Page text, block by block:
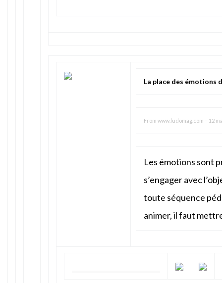
La place des émotions
From www.ludomag.com – 12
Les émotions sont
s’engager avec
toute séquence
animer, il faut